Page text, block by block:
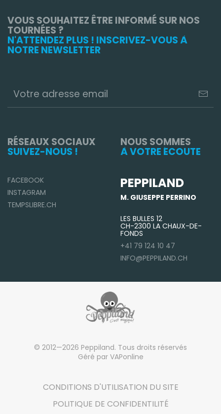
VOUS SOUHAITEZ ÊTRE INFORMÉ SUR NOS
TOURNÉES ?
N'ATTENDEZ PLUS ! INSCRIVEZ-VOUS À
NOTRE NEWSLETTER
RÉSEAUX SOCIAUX
SUIVEZ-NOUS !
FACEBOOK
INSTAGRAM
TEMPSLIBRE.CH
NOUS SOMMES
À VOTRE ÉCOUTE
PEPPILAND
M. GIUSEPPE PERRINO
LES BULLES 12
CH-2300 LA CHAUX-DE-
FONDS
+41 79 124 10 47
INFO@PEPPILAND.CH
© 2012—2026 Peppiland. Tous droits réservés
Géré par VAPonline
CONDITIONS D'UTILISATION DU SITE
POLITIQUE DE CONFIDENTILITÉ